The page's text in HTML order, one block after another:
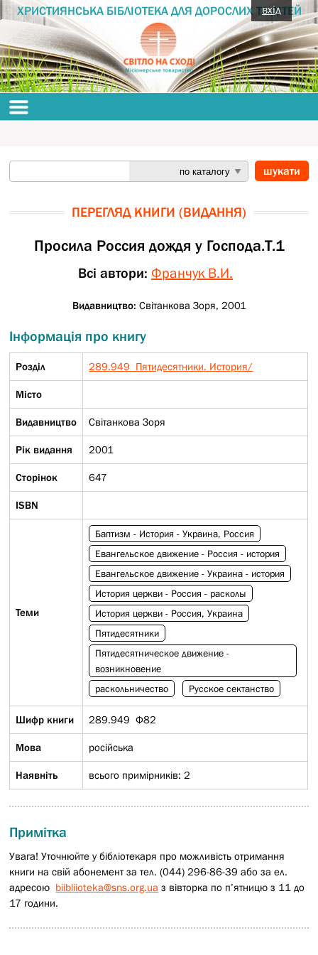
ХРИСТИЯНСЬКА БІБЛІОТЕКА ДЛЯ ДОРОСЛИХ ТА ДІТЕЙ
ПЕРЕГЛЯД КНИГИ (ВИДАННЯ)
Просила Россия дождя у Господа.Т.1
Всі автори: Франчук В.И.
Видавництво: Світанкова Зоря, 2001
Інформація про книгу
Розділ 289.949 Пятидесятники. История/
Micто
Видавництво Світанкова Зоря
Рік видання 2001
Сторінок 647
ISBN
Теми
Баптизм - История - Украина, Россия
Евангельское движение - Россия - история
Евангельское движение - Украина - история
История церкви - Россия - расколы
История церкви - Россия, Украина
Пятидесятники
Пятидесятническое движение -
возникновение
раскольничество
Русское сектанство
Шифр книги 289.949 Ф82
Мова російська
Наявніть всього примірників: 2
Примітка
Увага! Уточнюйте у бібліотекаря про можливість отримання
книги на свій абонемент за тел. (044) 296-86-39 або за ел.
адресою biibliioteka@sns.org.ua з вівторка по п’ятницю з 11 до
17 години.
вхід